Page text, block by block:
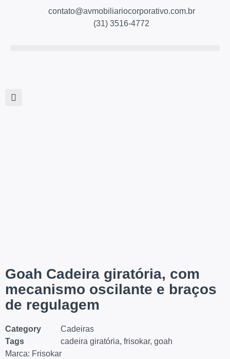
contato@avmobiliariocorporativo.com.br
(31) 3516-4772
Goah Cadeira giratória, com
mecanismo oscilante e braços
de regulagem
Category
Cadeiras
Tags
cadeira giratória, frisokar, goah
Marca: Frisokar